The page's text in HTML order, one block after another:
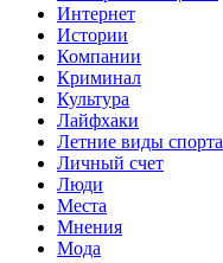
Интернет
Истории
Компании
Криминал
Культура
Лайфхаки
Летние виды спорта
Личный счет
Люди
Места
Мнения
Мода